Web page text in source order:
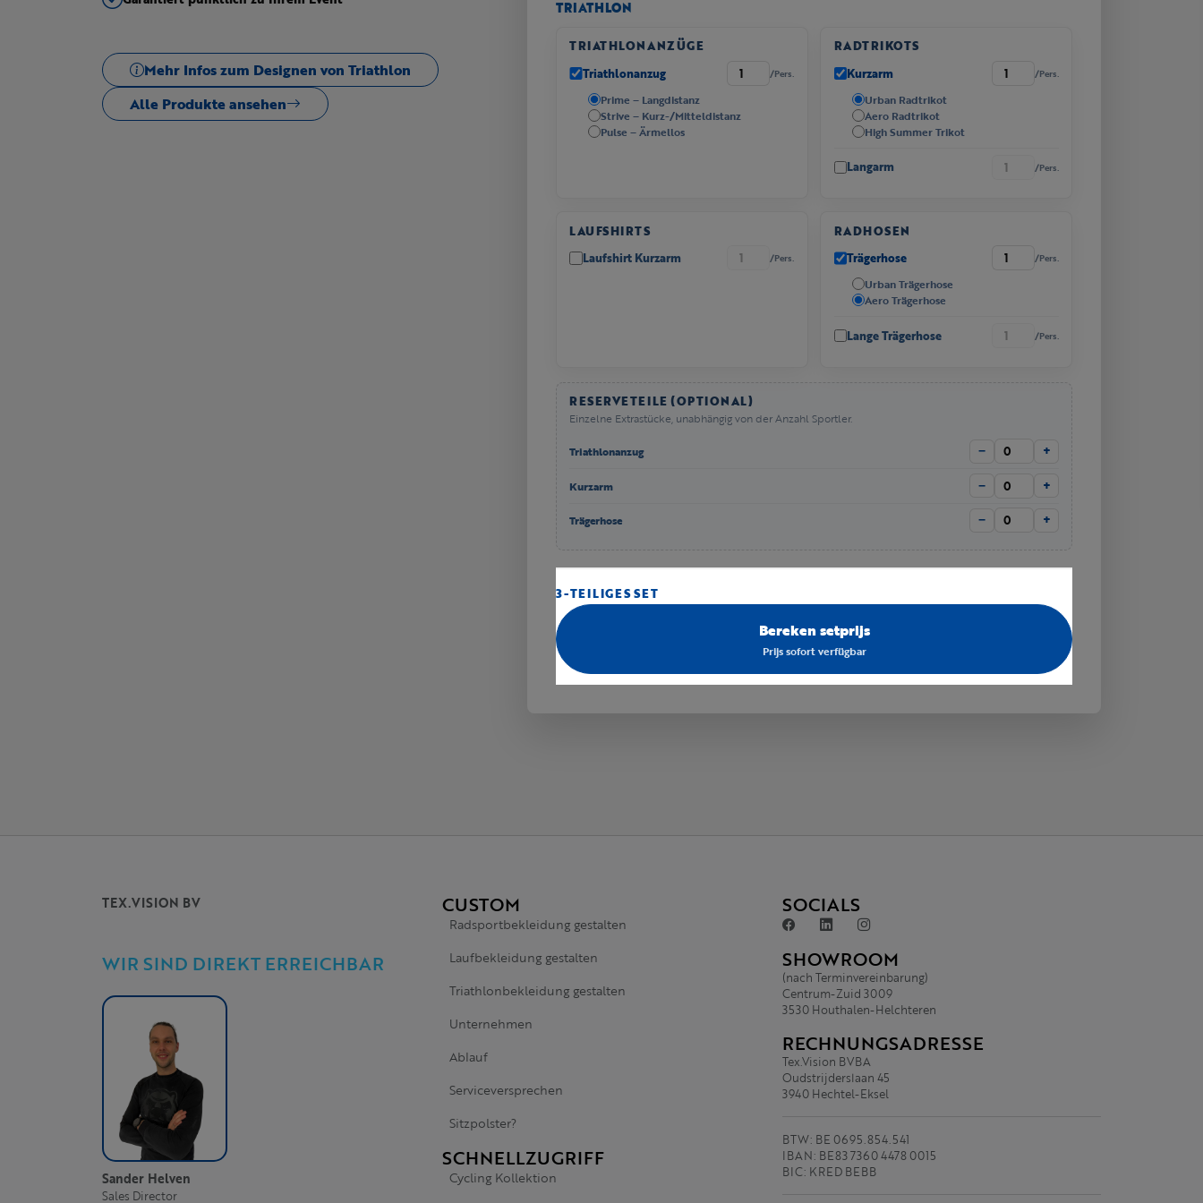
Mehr Infos zum Designen von Triathlon
Alle Produkte ansehen
TRIATHLON
TRIATHLONANZÜGE
Triathlonanzug
/Pers.
Prime – Langdistanz
Strive – Kurz-/Mitteldistanz
Pulse – Ärmellos
RADTRIKOTS
Kurzarm
/Pers.
Urban Radtrikot
Aero Radtrikot
High Summer Trikot
Langarm /Pers.
LAUFSHIRTS
Laufshirt Kurzarm
/Pers.
RADHOSEN
Trägerhose
/Pers.
Urban Trägerhose
Aero Trägerhose
Lange Trägerhose /Pers.
RESERVETEILE (OPTIONAL)
Einzelne Extrastücke, unabhängig von der Anzahl Sportler.
Triathlonanzug − +
Kurzarm − +
Trägerhose − +
3-TEILIGES SET
Bereken setprijs
Prijs sofort verfügbar
TEX.VISION BV
WIR SIND DIREKT ERREICHBAR
Sander Helven
Sales Director
CUSTOM
Radsportbekleidung gestalten
Laufbekleidung gestalten
Triathlonbekleidung gestalten
Unternehmen
Ablauf
Serviceversprechen
Sitzpolster?
SCHNELLZUGRIFF
Cycling Kollektion
SOCIALS
SHOWROOM
(nach Terminvereinbarung)
Centrum-Zuid 3009
3530 Houthalen-Helchteren
RECHNUNGSADRESSE
Tex.Vision BVBA
Oudstrijderslaan 45
3940 Hechtel-Eksel
BTW: BE 0695.854.541
IBAN: BE83 7360 4478 0015
BIC: KRED BEBB